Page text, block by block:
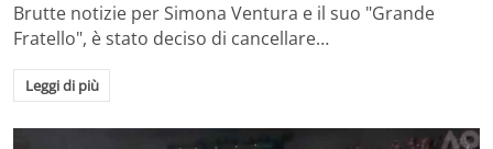
Brutte notizie per Simona Ventura e il suo "Grande
Fratello", è stato deciso di cancellare…
Leggi di più